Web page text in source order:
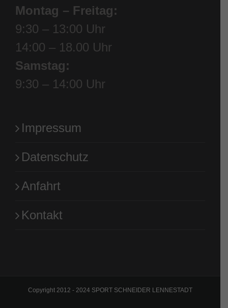
Montag – Freitag:
9:30 – 13:00 Uhr
14:00 – 18.00 Uhr
Samstag:
9:30 – 14:00 Uhr
Impressum
Datenschutz
Anfahrt
Kontakt
Copyright 2012 - 2024 SPORT SCHNEIDER LENNESTADT